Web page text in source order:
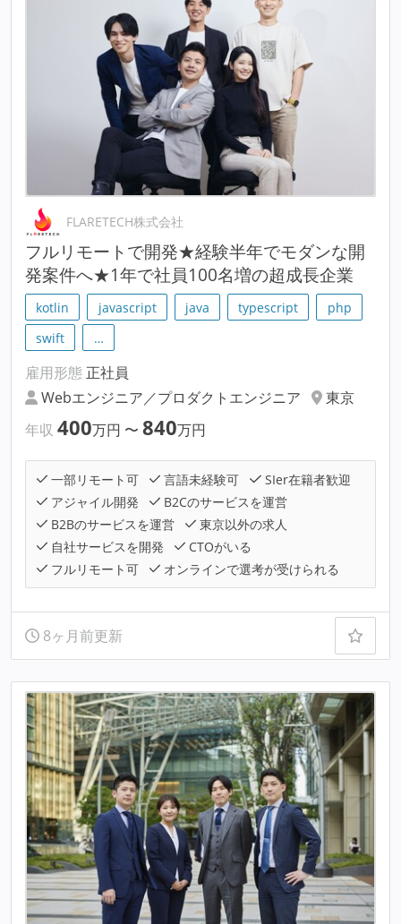
FLARETECH株式会社
フルリモートで開発★経験半年でモダンな開
発案件へ★1年で社員100名増の超成長企業
kotlin javascript java typescript
php
swift
…
雇用形態 正社員
Webエンジニア／プロダクトエンジニア
東京
年収 400万円 〜 840万円
一部リモート可 言語未経験可
SIer在籍者歓迎
アジャイル開発
B2Cのサービスを運営
B2Bのサービスを運営
東京以外の求人
自社サービスを開発
CTOがいる
フルリモート可
オンラインで選考が受けられる
8ヶ月前更新